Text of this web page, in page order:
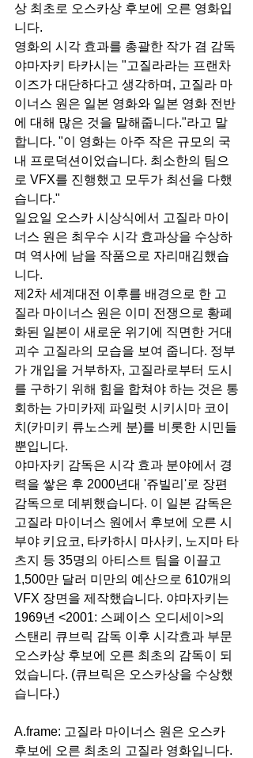
상 최초로 오스카상 후보에 오른 영화입
니다.
영화의 시각 효과를 총괄한 작가 겸 감독
야마자키 타카시는 "고질라라는 프랜차
이즈가 대단하다고 생각하며, 고질라 마
이너스 원은 일본 영화와 일본 영화 전반
에 대해 많은 것을 말해줍니다."라고 말
합니다. "이 영화는 아주 작은 규모의 국
내 프로덕션이었습니다. 최소한의 팀으
로 VFX를 진행했고 모두가 최선을 다했
습니다."
일요일 오스카 시상식에서 고질라 마이
너스 원은 최우수 시각 효과상을 수상하
며 역사에 남을 작품으로 자리매김했습
니다.
제2차 세계대전 이후를 배경으로 한 고
질라 마이너스 원은 이미 전쟁으로 황폐
화된 일본이 새로운 위기에 직면한 거대
괴수 고질라의 모습을 보여 줍니다. 정부
가 개입을 거부하자, 고질라로부터 도시
를 구하기 위해 힘을 합쳐야 하는 것은 통
회하는 가미카제 파일럿 시키시마 코이
치(카미키 류노스케 분)를 비롯한 시민들
뿐입니다.
야마자키 감독은 시각 효과 분야에서 경
력을 쌓은 후 2000년대 '쥬빌리'로 장편
감독으로 데뷔했습니다. 이 일본 감독은
고질라 마이너스 원에서 후보에 오른 시
부야 키요코, 타카하시 마사키, 노지마 타
츠지 등 35명의 아티스트 팀을 이끌고
1,500만 달러 미만의 예산으로 610개의
VFX 장면을 제작했습니다. 야마자키는
1969년 <2001: 스페이스 오디세이>의
스탠리 큐브릭 감독 이후 시각효과 부문
오스카상 후보에 오른 최초의 감독이 되
었습니다. (큐브릭은 오스카상을 수상했
습니다.)
A.frame: 고질라 마이너스 원은 오스카
후보에 오른 최초의 고질라 영화입니다.